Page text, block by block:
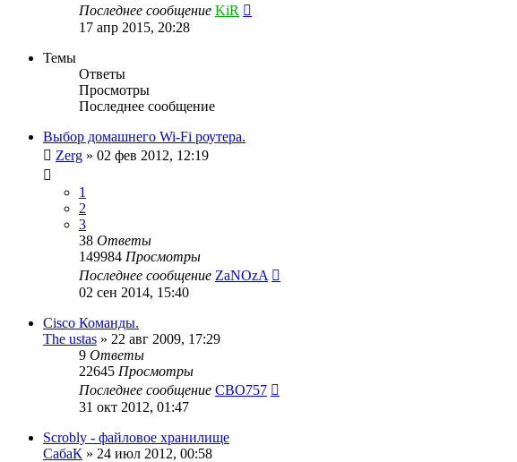
Последнее сообщение KiR
17 апр 2015, 20:28
Темы
Ответы
Просмотры
Последнее сообщение
Выбор домашнего Wi-Fi роутера.
Zerg » 02 фев 2012, 12:19
1
2
3
38 Ответы
149984 Просмотры
Последнее сообщение ZaNOzA
02 сен 2014, 15:40
Cisco Команды.
The ustas » 22 авг 2009, 17:29
9 Ответы
22645 Просмотры
Последнее сообщение CBO757
31 окт 2012, 01:47
Scrobly - файловое хранилище
СабаК » 24 июл 2012, 00:58